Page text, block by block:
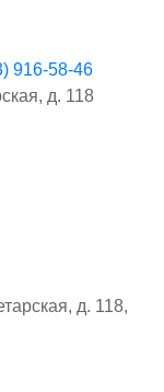
916-58-46
д. 118
д. 118,